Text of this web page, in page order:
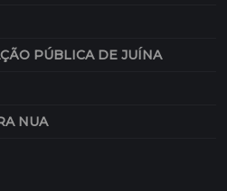
PÚBLICA DE JUÍNA
NUA